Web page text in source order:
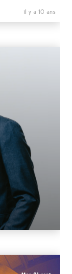
il y a 10 ans